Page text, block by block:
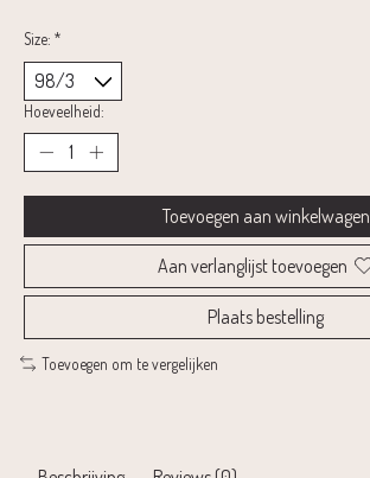
Size: *
Hoeveelheid:
Toevoegen aan winkelwagen
Aan verlanglijst toevoegen
Plaats bestelling
Toevoegen om te vergelijken